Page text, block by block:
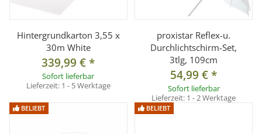
Hintergrundkarton 3,55 x
30m White
339,99 €*
Sofort lieferbar
Lieferzeit: 1 - 5 Werktage
proxistar Reflex-u.
Durchlichtschirm-Set,
3tlg, 109cm
54,99 €*
Sofort lieferbar
Lieferzeit: 1 - 2 Werktage
BELIEBT BELIEBT